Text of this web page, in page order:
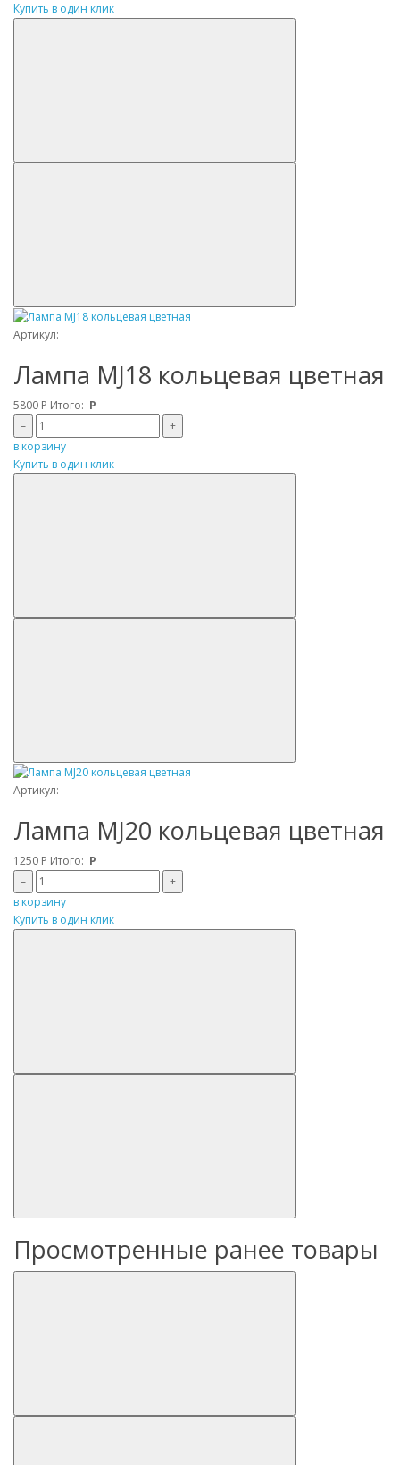
Купить в один клик
Артикул:
Лампа MJ18 кольцевая цветная
5800 Р Итого: Р
–
+
в корзину
Купить в один клик
Артикул:
Лампа MJ20 кольцевая цветная
1250 Р Итого: Р
–
+
в корзину
Купить в один клик
Просмотренные ранее товары